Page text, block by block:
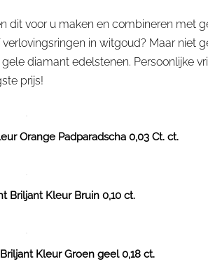
dit voor u maken en combineren met
in witgoud? Maar niet
diamant edelstenen. Persoonlijke
prijs!
Orange Padparadscha 0,03 Ct. ct.
Briljant Kleur Bruin 0,10 ct.
Kleur Groen geel 0,18 ct.